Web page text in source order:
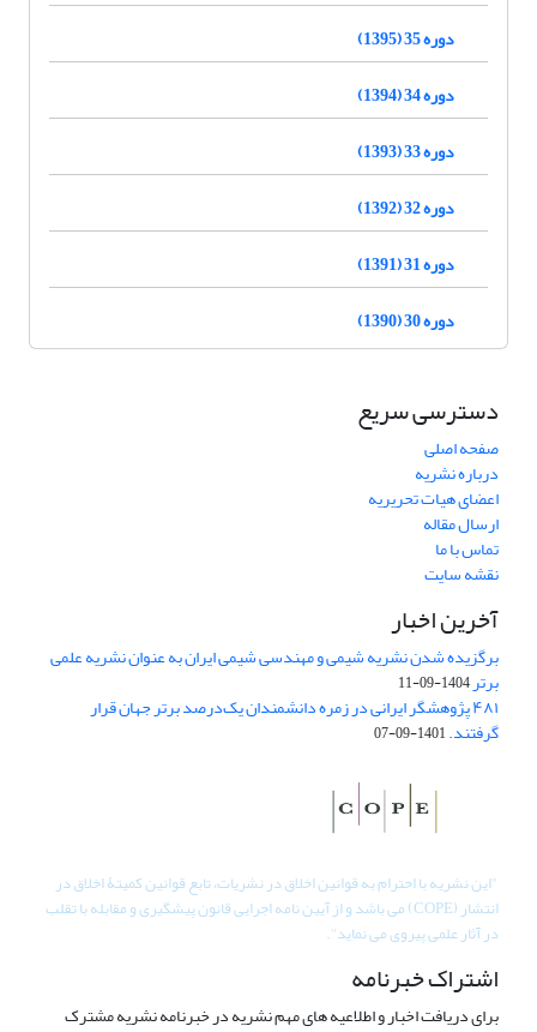
دوره 35 (1395)
دوره 34 (1394)
دوره 33 (1393)
دوره 32 (1392)
دوره 31 (1391)
دوره 30 (1390)
دسترسی سریع
صفحه اصلی
درباره نشریه
اعضای هیات تحریریه
ارسال مقاله
تماس با ما
نقشه سایت
آخرین اخبار
برگزیده شدن نشریه شیمی و مهندسی شیمی ایران به عنوان نشریه علمی
برتر1404-09-11
۴۸۱ پژوهشگر ایرانی در زمره دانشمندان یک‌درصد برتر جهان قرار
گرفتند.1401-09-07
"این نشریه با احترام به قوانین اخلاق در نشریات، تابع قوانین کمیتۀ اخلاق در
انتشار (COPE) می باشد و از آیین نامه اجرایی قانون پیشگیری و مقابله با تقلب
در آثار علمی پیروی می نماید".
اشتراک خبرنامه
برای دریافت اخبار و اطلاعیه های مهم نشریه در خبرنامه نشریه مشترک